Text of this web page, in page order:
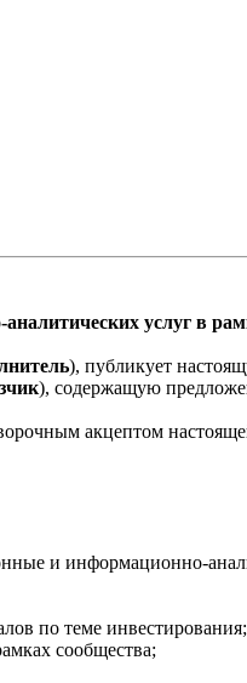
услуг в
), публикует
), содержащую
акцептом
и информационно-
по теме инвестирования;
сообщества;